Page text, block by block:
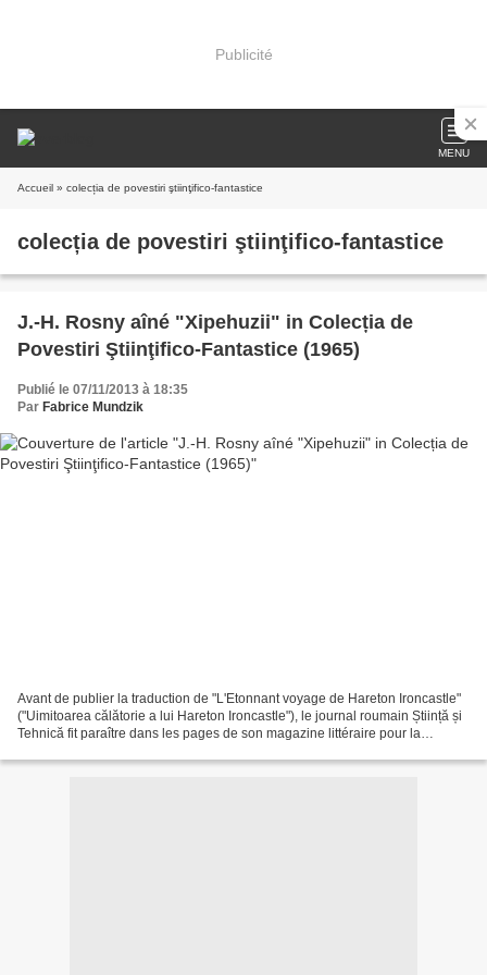
Publicité
MENU
Accueil » colecția de povestiri ştiinţifico-fantastice
colecția de povestiri ştiinţifico-fantastice
J.-H. Rosny aîné "Xipehuzii" in Colecția de
Povestiri Ştiinţifico-Fantastice (1965)
Publié le 07/11/2013 à 18:35
Par Fabrice Mundzik
Avant de publier la traduction de "L'Etonnant voyage de Hareton Ironcastle"
("Uimitoarea călătorie a lui Hareton Ironcastle"), le journal roumain Știință și
Tehnică fit paraître dans les pages de son magazine littéraire pour la